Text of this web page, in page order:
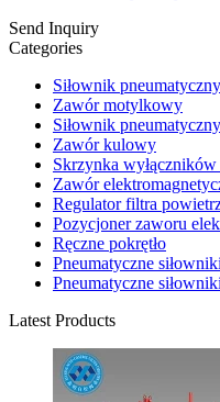
Send Inquiry
Categories
Siłownik pneumatyczny
Zawór motylkowy
Siłownik
Zawór kulowy
Skrzynka
Zawór
Regulator filtra
Pozycjoner zaworu
Ręczne pokrętło
Pneumatyczne
Pneumatyczne
Latest Products